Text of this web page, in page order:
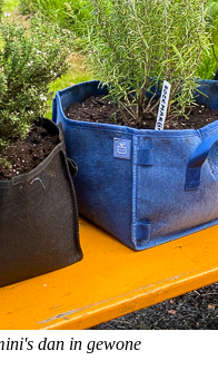
dan in gewone